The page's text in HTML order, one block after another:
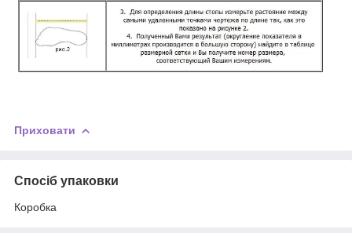
Приховати
Спосіб упаковки
Коробка